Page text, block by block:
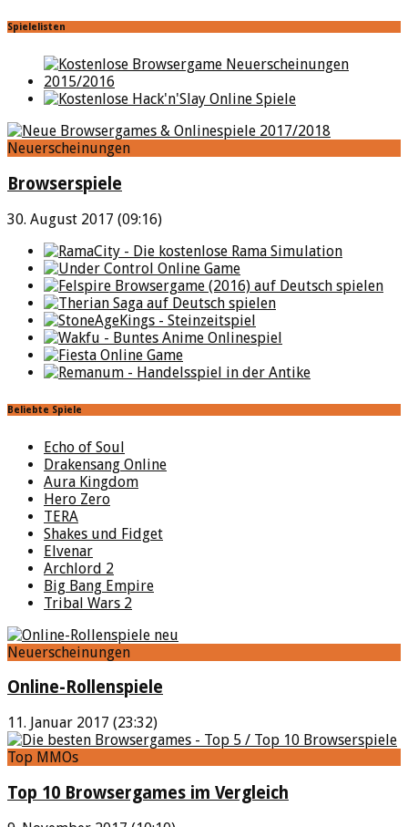
Spielelisten
Neuerscheinungen
Browserspiele
30. August 2017 (09:16)
Beliebte Spiele
Echo of Soul
Drakensang Online
Aura Kingdom
Hero Zero
TERA
Shakes und Fidget
Elvenar
Archlord 2
Big Bang Empire
Tribal Wars 2
Neuerscheinungen
Online-Rollenspiele
11. Januar 2017 (23:32)
Top MMOs
Top 10 Browsergames im Vergleich